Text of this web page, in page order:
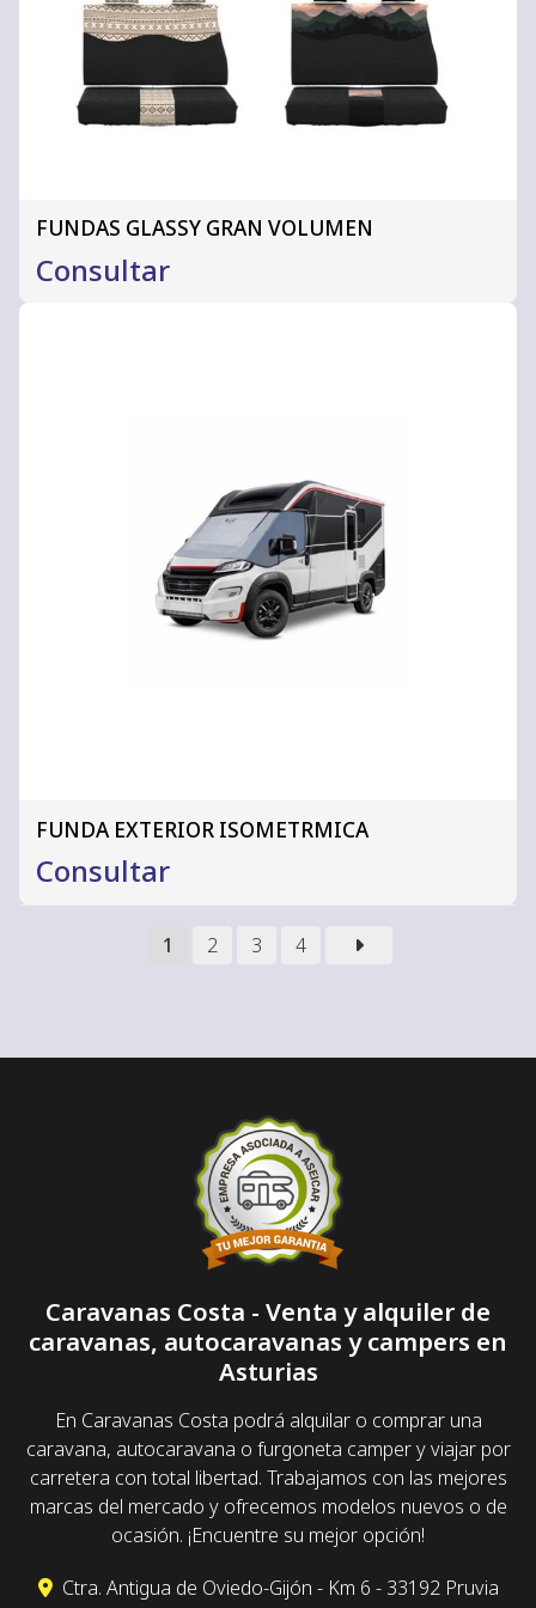
FUNDAS GLASSY GRAN VOLUMEN
Consultar
FUNDA EXTERIOR ISOMETRMICA
Consultar
1 2 3 4
Caravanas Costa - Venta y alquiler de
caravanas, autocaravanas y campers en
Asturias
En Caravanas Costa podrá alquilar o comprar una
caravana, autocaravana o furgoneta camper y viajar por
carretera con total libertad. Trabajamos con las mejores
marcas del mercado y ofrecemos modelos nuevos o de
ocasión. ¡Encuentre su mejor opción!
Ctra. Antigua de Oviedo-Gijón - Km 6 - 33192 Pruvia